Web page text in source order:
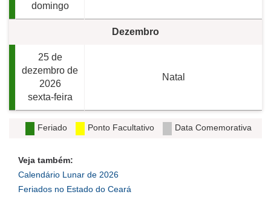
domingo
Dezembro
25 de
dezembro de
2026
sexta-feira
Natal
Feriado Ponto Facultativo Data Comemorativa
Veja também:
Calendário Lunar de 2026
Feriados no Estado do Ceará